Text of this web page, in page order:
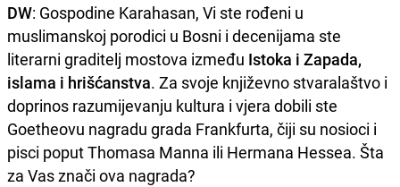
DW: Gospodine Karahasan, Vi ste rođeni u
muslimanskoj porodici u Bosni i decenijama ste
literarni graditelj mostova između Istoka i Zapada,
islama i hrišćanstva. Za svoje književno stvaralaštvo i
doprinos razumijevanju kultura i vjera dobili ste
Goetheovu nagradu grada Frankfurta, čiji su nosioci i
pisci poput Thomasa Manna ili Hermana Hessea. Šta
za Vas znači ova nagrada?